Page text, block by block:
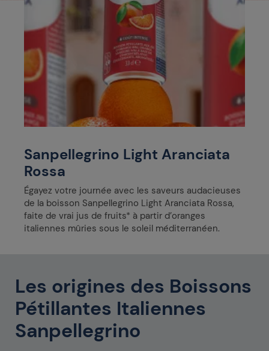
Sanpellegrino Light Aranciata
Rossa
Égayez votre journée avec les saveurs audacieuses
de la boisson Sanpellegrino Light Aranciata Rossa,
faite de vrai jus de fruits* à partir d’oranges
italiennes mûries sous le soleil méditerranéen.
Les origines des Boissons
Pétillantes Italiennes
Sanpellegrino